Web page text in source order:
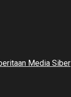
Media Siber